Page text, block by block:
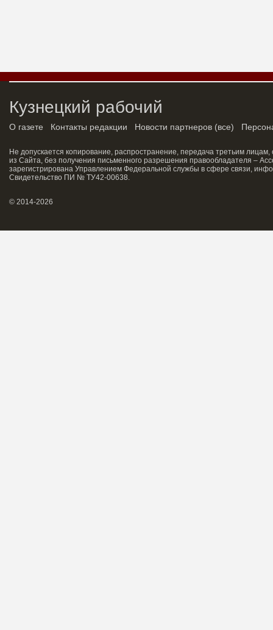
Кузнецкий рабочий
О газете Контакты редакции Новости партнеров (все)
Не допускается копирование, распространение, передача третьим
из Сайта, без получения письменного разрешения правообладателя –
зарегистрирована Управлением Федеральной службы в сфере связи,
Свидетельство ПИ № ТУ42-00638.
© 2014-2026